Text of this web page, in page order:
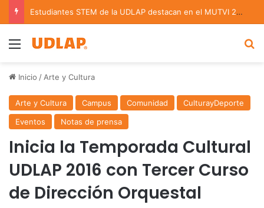
Estudiantes STEM de la UDLAP destacan en el MUTVI 2026
Menu
Inicio / Arte y Cultura
Arte y Cultura Campus Comunidad
CulturayDeporte
Eventos
Notas de prensa
Inicia la Temporada Cultural
UDLAP 2016 con Tercer Curso
de Dirección Orquestal